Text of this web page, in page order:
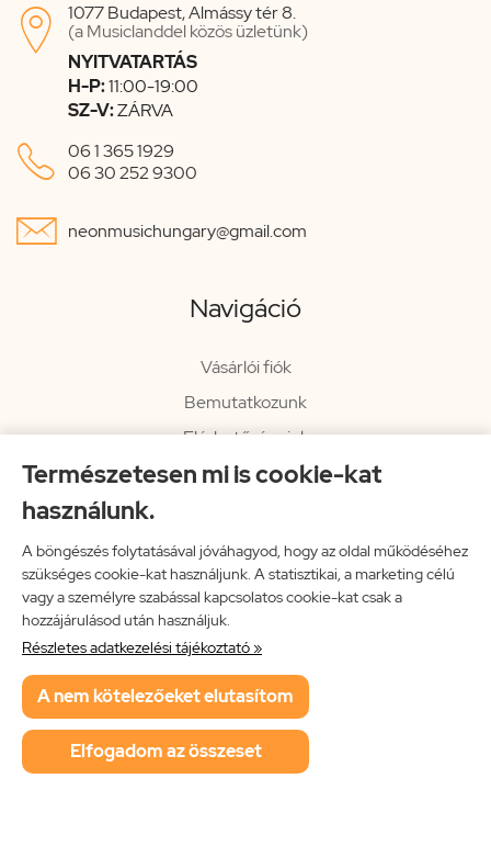
Természetesen mi is cookie-kat
használunk.
A böngészés folytatásával jóváhagyod, hogy az oldal működéséhez
szükséges cookie-kat használjunk. A statisztikai, a marketing célú
vagy a személyre szabással kapcsolatos cookie-kat csak a
hozzájárulásod után használjuk.
Részletes adatkezelési tájékoztató »
A nem kötelezőeket elutasítom
Elfogadom az összeset

1077 Budapest, Almássy tér 8.
(a Musiclanddel közös üzletünk)
NYITVATARTÁS
H-P:11:00-19:00
SZ-V:ZÁRVA
 06 1 365 1929
06 30 252 9300
 neonmusichungary@gmail.com
Navigáció
Vásárlói fiók
Bemutatkozunk
Elérhetőségeink
Hírlevél
Impresszum
Vissza a főoldalra
Neon Music Hungary Bt.
ÁSZF
Adatkezelési tájékoztató